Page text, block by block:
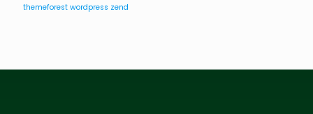
themeforest wordpress zend